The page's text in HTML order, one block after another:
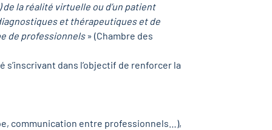
la réalité virtuelle ou d’un patient
et thérapeutiques et de
de professionnels» (Chambre des
dans l’objectif de renforcer la
communication entre professionnels…),